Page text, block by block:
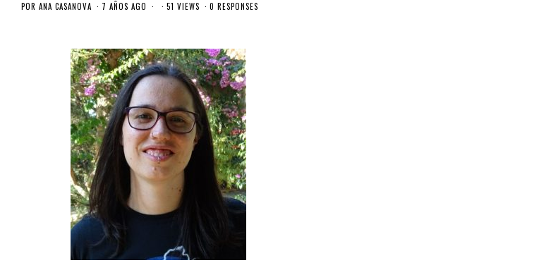
POR ANA CASANOVA 7 AÑOS AGO 51 VIEWS 0 RESPONSES